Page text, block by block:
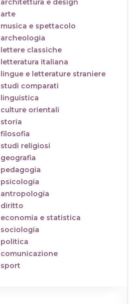
architettura e design
arte
musica e spettacolo
archeologia
lettere classiche
letteratura italiana
lingue e letterature straniere
studi comparati
linguistica
culture orientali
storia
filosofia
studi religiosi
geografia
pedagogia
psicologia
antropologia
diritto
economia e statistica
sociologia
politica
comunicazione
sport